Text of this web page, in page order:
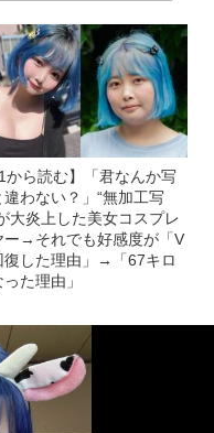
から読む】「君なんか写
違わない？」“無加工写
大炎上した美女コスプレ
ー→それでも好感度が「V
復した理由」→「67キロ
た理由」